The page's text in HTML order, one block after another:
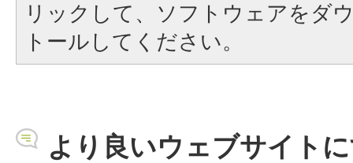
リックして、ソフトウェアをダ
トールしてください。
より良いウェブサイト